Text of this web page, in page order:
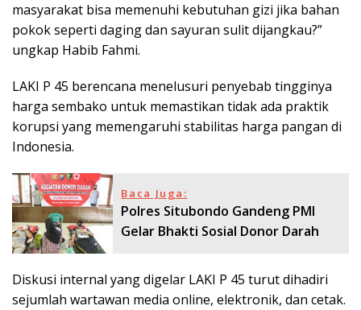
masyarakat bisa memenuhi kebutuhan gizi jika bahan
pokok seperti daging dan sayuran sulit dijangkau?”
ungkap Habib Fahmi.
LAKI P 45 berencana menelusuri penyebab tingginya
harga sembako untuk memastikan tidak ada praktik
korupsi yang memengaruhi stabilitas harga pangan di
Indonesia.
Baca Juga:
Polres Situbondo Gandeng PMI
Gelar Bhakti Sosial Donor Darah
Diskusi internal yang digelar LAKI P 45 turut dihadiri
sejumlah wartawan media online, elektronik, dan cetak.